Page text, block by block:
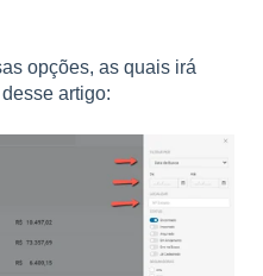
opções, as quais irá
artigo: